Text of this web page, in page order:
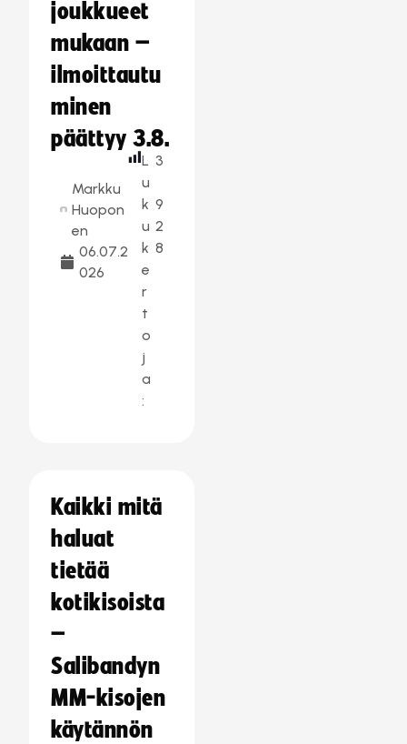
joukkueet
mukaan –
ilmoittautu
minen
päättyy 3.8.
Markku
Huopon
en
06.07.2
026
L
u
k
u
k
e
r
t
o
j
a
:
3
9
2
8
Kaikki mitä
haluat
tietää
kotikisoista
–
Salibandyn
MM-kisojen
käytännön